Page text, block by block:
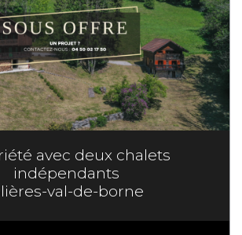
avec deux chalets
indépendants
val-de-borne